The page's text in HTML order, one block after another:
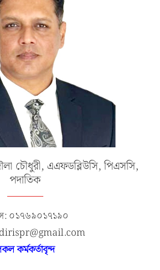
চৌধুরী, এএফডব্লিউসি, পিএসসি,
পদাতিক
০১৭৬৯০১৭১৯০
dirispr@gmail.com
কর্মকর্তাবৃন্দ